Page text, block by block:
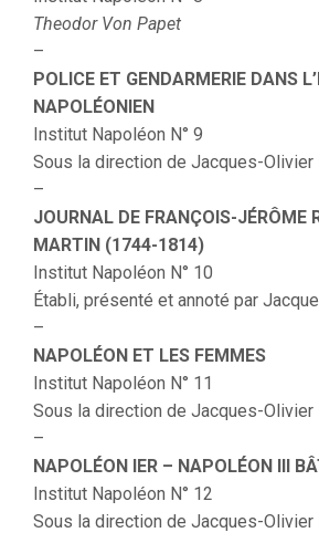
Theodor Von Papet
–
POLICE ET GENDARMERIE DANS
NAPOLÉONIEN
Institut Napoléon N° 9
Sous la direction de Jacques-Olivier
–
JOURNAL DE FRANÇOIS-JÉRÔME
MARTIN (1744-1814)
Institut Napoléon N° 10
Établi, présenté et annoté par
–
NAPOLÉON ET LES FEMMES
Institut Napoléon N° 11
Sous la direction de Jacques-Olivier
–
NAPOLÉON IER – NAPOLÉON III
Institut Napoléon N° 12
Sous la direction de Jacques-Olivier